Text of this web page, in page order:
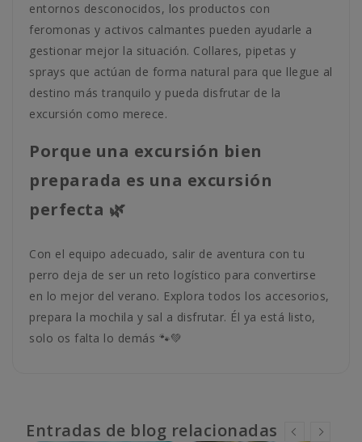
entornos desconocidos, los productos con
feromonas y activos calmantes pueden ayudarle a
gestionar mejor la situación. Collares, pipetas y
sprays que actúan de forma natural para que llegue al
destino más tranquilo y pueda disfrutar de la
excursión como merece.
Porque una excursión bien
preparada es una excursión
perfecta 🌿
Con el equipo adecuado, salir de aventura con tu
perro deja de ser un reto logístico para convertirse
en lo mejor del verano. Explora todos los accesorios,
prepara la mochila y sal a disfrutar. Él ya está listo,
solo os falta lo demás 🐾💚
Entradas de blog relacionadas